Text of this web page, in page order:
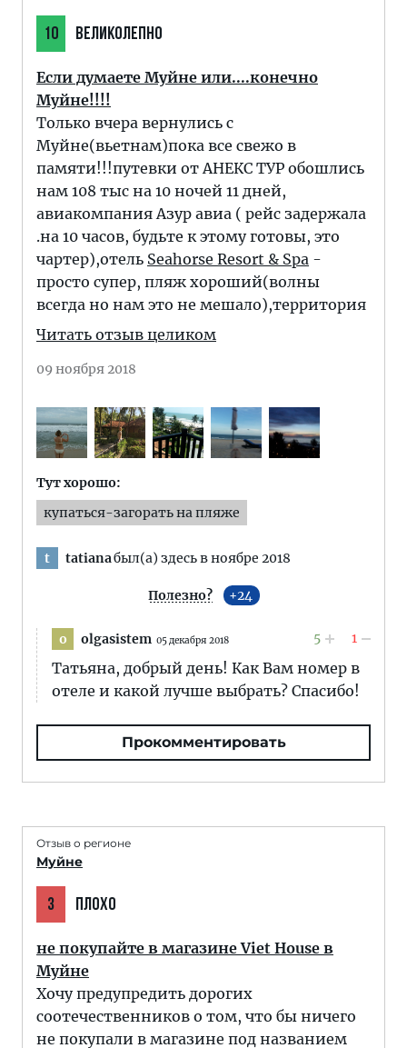
10 ВЕЛИКОЛЕПНО
Если думаете Муйне или....конечно
Муйне!!!!
Только вчера вернулись с
Муйне(вьетнам)пока все свежо в
памяти!!!путевки от АНЕКС ТУР обошлись
нам 108 тыс на 10 ночей 11 дней,
авиакомпания Азур авиа ( рейс задержала
.на 10 часов, будьте к этому готовы, это
чартер),отель Seahorse Resort & Spa -
просто супер, пляж хороший(волны
всегда но нам это не мешало),территория
Читать отзыв целиком
09 ноября 2018
Тут хорошо:
купаться-загорать на пляже
t tatianaбыл(а) здесь в ноябре 2018
Полезно? 24
o olgasistem 05 декабря 2018 5 1
Татьяна, добрый день! Как Вам номер в
отеле и какой лучше выбрать? Спасибо!
Прокомментировать
Отзыв о регионе
Муйне
3 ПЛОХО
не покупайте в магазине Viet House в
Муйне
Хочу предупредить дорогих
соотечественников о том, что бы ничего
не покупали в магазине под названием